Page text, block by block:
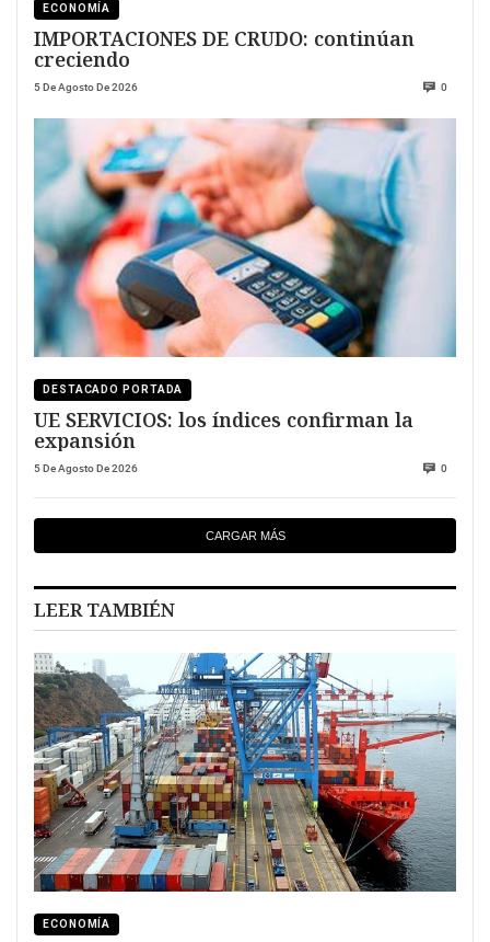
ECONOMÍA
IMPORTACIONES DE CRUDO: continúan
creciendo
5 De Agosto De 2026 0
DESTACADO PORTADA
UE SERVICIOS: los índices confirman la
expansión
5 De Agosto De 2026 0
CARGAR MÁS
LEER TAMBIÉN
ECONOMÍA